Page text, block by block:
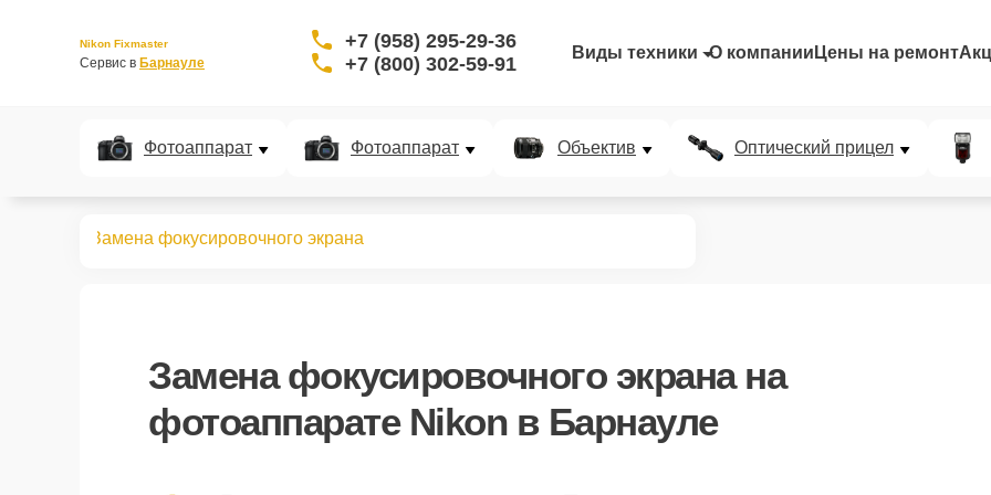
Nikon Fixmaster
Сервис в Барнауле
+7 (958) 295-29-36
+7 (800) 302-59-91
Виды техники О компании Цены на ремонт
Фотоаппарат Фотоаппарат Объектив Оптический прицел
Замена фокусировочного экрана
Замена фокусировочного экранана
фотоаппарате Nikon в Барнауле